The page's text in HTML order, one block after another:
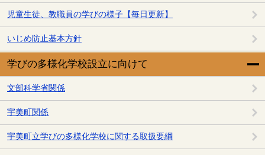
児童生徒、教職員の学びの様子【毎日更新】
いじめ防止基本方針
学びの多様化学校設立に向けて
文部科学省関係
宇美町関係
宇美町立学びの多様化学校に関する取扱要綱